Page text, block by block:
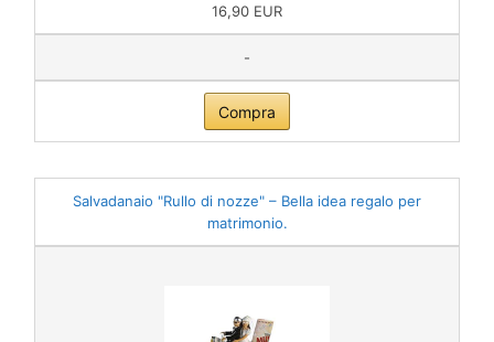
16,90 EUR
-
Compra
Salvadanaio "Rullo di nozze" – Bella idea regalo per
matrimonio.